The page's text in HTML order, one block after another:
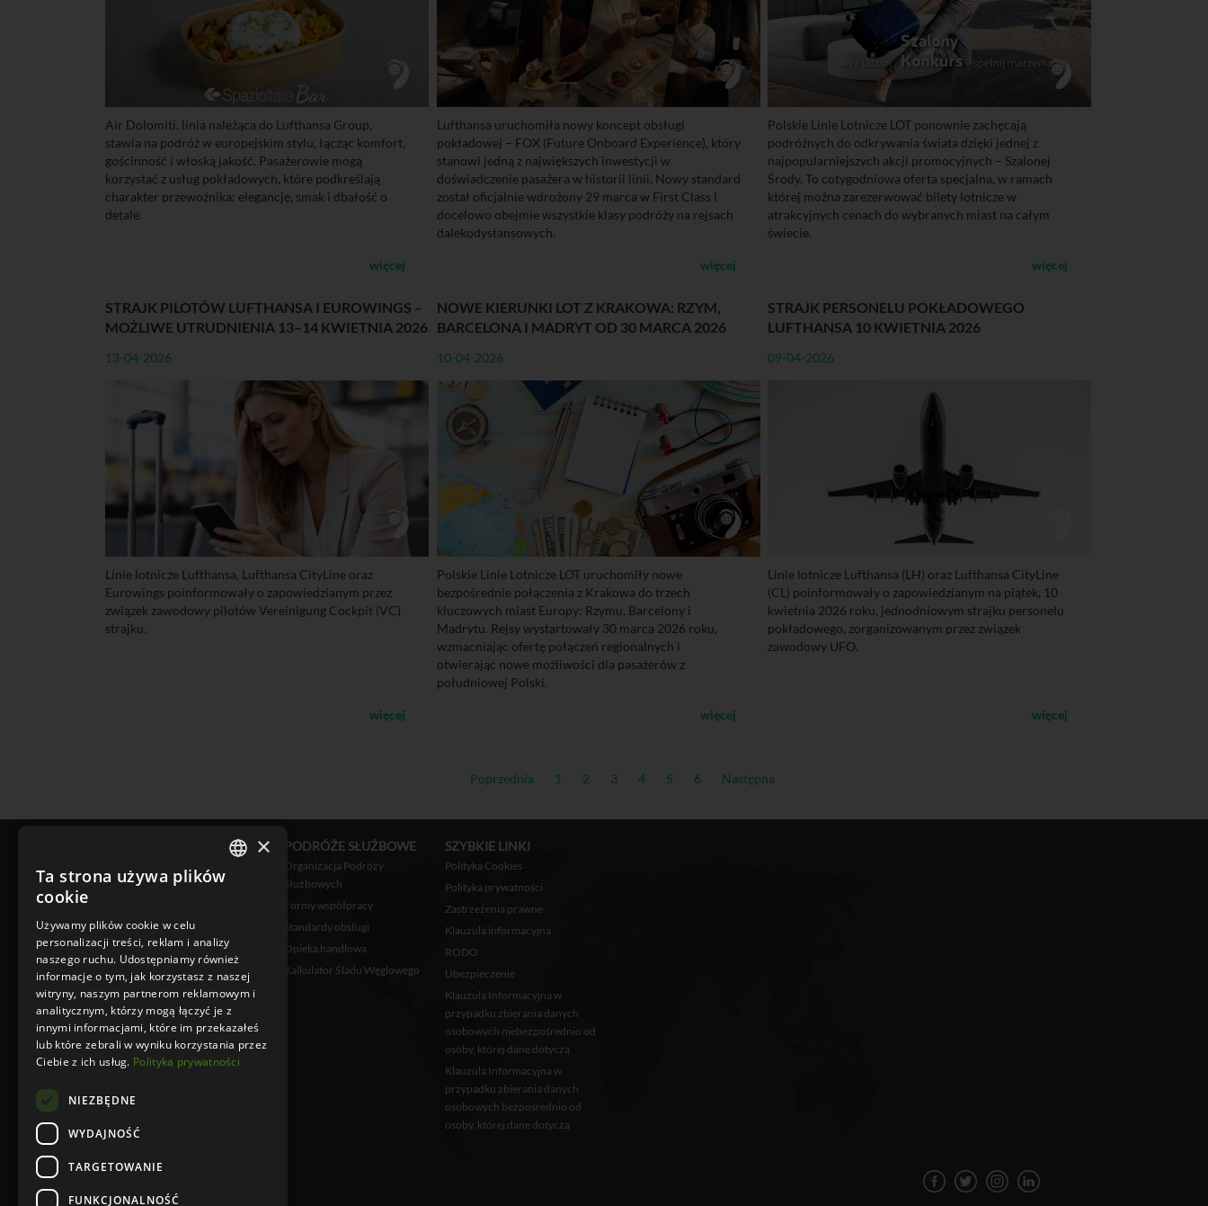
Air Dolomiti, linia należąca do Lufthansa Group,
stawia na podróż w europejskim stylu, łącząc komfort,
gościnność i włoską jakość. Pasażerowie mogą
korzystać z usług pokładowych, które podkreślają
charakter przewoźnika: elegancję, smak i dbałość o
detale.
więcej
Lufthansa uruchomiła nowy koncept obsługi
pokładowej – FOX (Future Onboard Experience), który
stanowi jedną z największych inwestycji w
doświadczenie pasażera w historii linii. Nowy standard
został oficjalnie wdrożony 29 marca w First Class i
docelowo obejmie wszystkie klasy podróży na rejsach
dalekodystansowych.
więcej
Polskie Linie Lotnicze LOT ponownie zachęcają
podróżnych do odkrywania świata dzięki jednej z
najpopularniejszych akcji promocyjnych – Szalonej
Środy. To cotygodniowa oferta specjalna, w ramach
której można zarezerwować bilety lotnicze w
atrakcyjnych cenach do wybranych miast na całym
świecie.
więcej
STRAJK PILOTÓW LUFTHANSA I EUROWINGS –
MOŻLIWE UTRUDNIENIA 13–14 KWIETNIA 2026
13-04-2026
Linie lotnicze Lufthansa, Lufthansa CityLine oraz
Eurowings poinformowały o zapowiedzianym przez
związek zawodowy pilotów Vereinigung Cockpit (VC)
strajku.
więcej
NOWE KIERUNKI LOT Z KRAKOWA: RZYM,
BARCELONA I MADRYT OD 30 MARCA 2026
10-04-2026
Polskie Linie Lotnicze LOT uruchomiły nowe
bezpośrednie połączenia z Krakowa do trzech
kluczowych miast Europy: Rzymu, Barcelony i
Madrytu. Rejsy wystartowały 30 marca 2026 roku,
wzmacniając ofertę połączeń regionalnych i
otwierając nowe możliwości dla pasażerów z
południowej Polski.
więcej
STRAJK PERSONELU POKŁADOWEGO
LUFTHANSA 10 KWIETNIA 2026
09-04-2026
Linie lotnicze Lufthansa (LH) oraz Lufthansa CityLine
(CL) poinformowały o zapowiedzianym na piątek, 10
kwietnia 2026 roku, jednodniowym strajku personelu
pokładowego, zorganizowanym przez związek
zawodowy UFO.
więcej
Poprzednia 1 2 3 4 5 6 Następna
Bilety kolejowe
Voucher Turystyczny
Private Jet
Logistyka Pasażerska
Ubezpieczenia
PODRÓŻE SŁUŻBOWE
Organizacja Podróży
Służbowych
Formy współpracy
Standardy obsługi
Opieka handlowa
Kalkulator Śladu Węglowego
SZYBKIE LINKI
Polityka Cookies
Polityka prywatności
Zastrzeżenia prawne
Klauzula informacyjna
RODO
Ubezpieczenie
Klauzula Informacyjna w
przypadku zbierania danych
osobowych niebezpośrednio od
osoby, której dane dotyczą
Klauzula Informacyjna w
przypadku zbierania danych
osobowych bezpośrednio od
osoby, której dane dotyczą
×
Ta strona używa plików
cookie
Używamy plików cookie w celu
personalizacji treści, reklam i analizy
naszego ruchu. Udostępniamy również
informacje o tym, jak korzystasz z naszej
witryny, naszym partnerom reklamowym i
analitycznym, którzy mogą łączyć je z
innymi informacjami, które im przekazałeś
lub które zebrali w wyniku korzystania przez
Ciebie z ich usług. Polityka prywatności
NIEZBĘDNE
WYDAJNOŚĆ
TARGETOWANIE
FUNKCJONALNOŚĆ